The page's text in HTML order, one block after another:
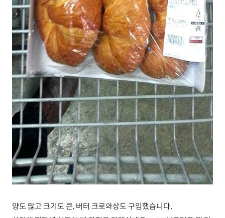
양도 많고 크기도 큰, 버터 크로와상도 구입했습니다.